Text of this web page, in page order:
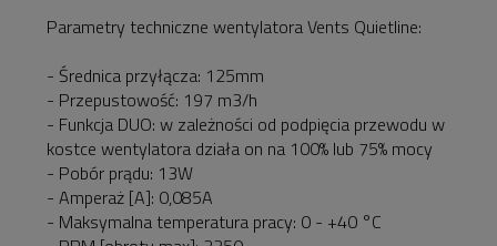
Parametry techniczne wentylatora Vents Quietline:
- Średnica przyłącza: 125mm
- Przepustowość: 197 m3/h
- Funkcja DUO: w zależności od podpięcia przewodu w
kostce wentylatora działa on na 100% lub 75% mocy
- Pobór prądu: 13W
- Amperaż [A]: 0,085A
- Maksymalna temperatura pracy: 0 - +40 °C